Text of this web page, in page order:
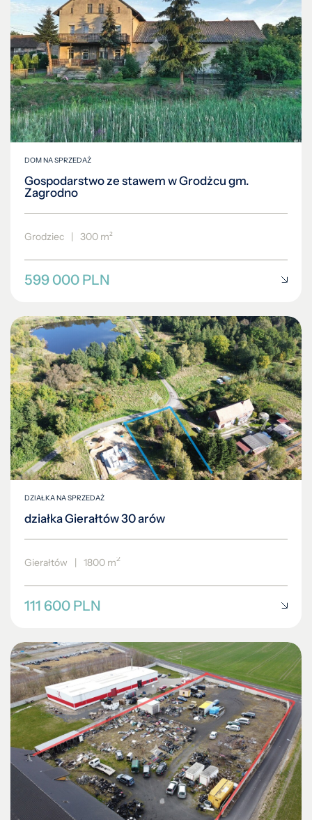
DOM NA SPRZEDAŻ
Gospodarstwo ze stawem w Grodżcu gm.
Zagrodno
Grodziec | 300 m²
599 000 PLN
DZIAŁKA NA SPRZEDAŻ
działka Gierałtów 30 arów
Gierałtów | 1800 m2
111 600 PLN